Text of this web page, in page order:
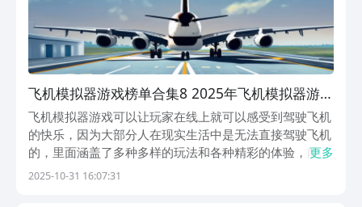
飞机模拟器游戏榜单合集8 2025年飞机模拟器游戏
before_2
飞机模拟器游戏可以让玩家在线上就可以感受到驾驶飞机
的快乐，因为大部分人在现实生活中是无法直接驾驶飞机
的，里面涵盖了多种多样的玩法和各种精彩的体验，能够
在驾驶飞机的过程中感受到在天空中自由翱翔的感觉，还
更多
2025-10-31 16:07:31